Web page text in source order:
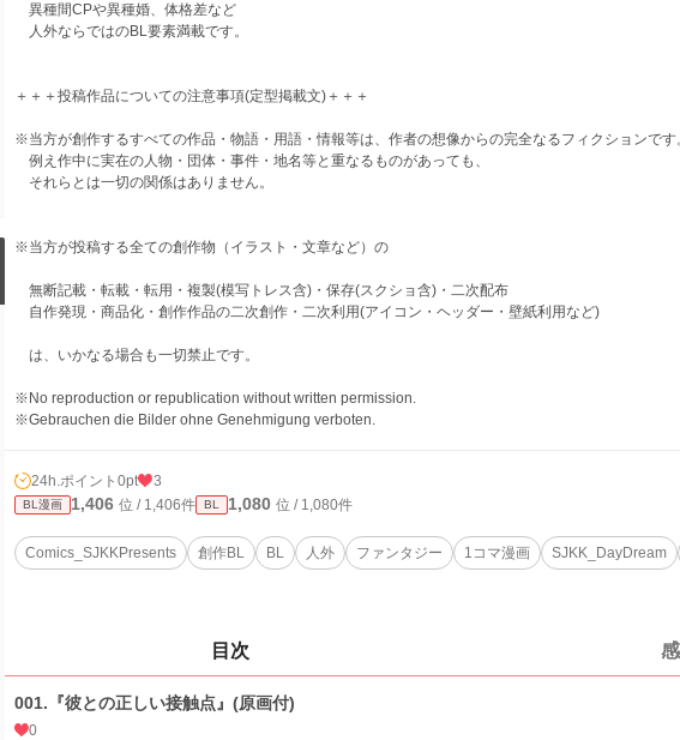
異種間CPや異種婚、体格差など
人外ならではのBL要素満載です。
＋＋＋投稿作品についての注意事項(定型掲載文)＋＋＋
※当方が創作するすべての作品・物語・用語・情報等は、作者の想像からの完全なるフィクションです
例え作中に実在の人物・団体・事件・地名等と重なるものがあっても、
それらとは一切の関係はありません。
※当方が投稿する全ての創作物（イラスト・文章など）の
無断記載・転載・転用・複製(模写トレス含)・保存(スクショ含)・二次配布
自作発現・商品化・創作作品の二次創作・二次利用(アイコン・ヘッダー・壁紙利用など)
は、いかなる場合も一切禁止です。
※No reproduction or republication without written permission.
※Gebrauchen die Bilder ohne Genehmigung verboten.
24h.ポイント 0pt 3
BL漫画 1,406 位 / 1,406件 BL 1,080 位 / 1,080件
Comics_SJKKPresents 創作BL BL 人外 ファンタジー 1コマ漫画 SJKK_DayDream
目次
001.『彼との正しい接触点』(原画付)
0